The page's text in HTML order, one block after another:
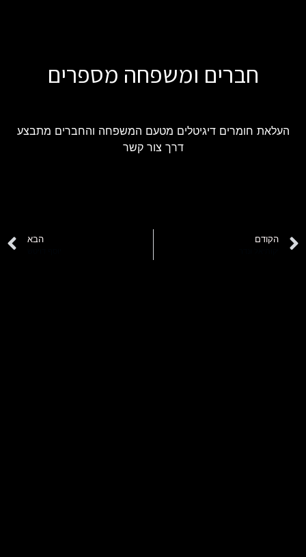
חברים ומשפחה מספרים
העלאת חומרים דיגיטלים מטעם המשפחה והחברים מתבצע
דרך צור קשר
הקודם הבא